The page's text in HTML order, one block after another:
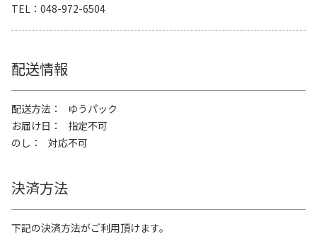
TEL
048-972-6504
配送情報
配送方法
ゆうパック
お届け日
指定不可
のし
対応不可
決済方法
下記の決済方法がご利用頂けます。